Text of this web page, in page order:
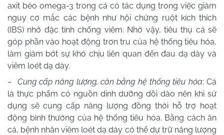
axit béo omega-3 trong cá có tác dụng trong việc giảm
nguy cơ mắc các bệnh như hội chứng ruột kích thích
(IBS) nhờ đặc tính chống viêm. Nhờ vậy, tiêu thụ cá sẽ
góp phần vào hoạt động trơn tru của hệ thống tiêu hóa,
làm giảm bớt sự khó chịu liên quan đến đau dạ dày và
viêm loét dạ dày.
– Cung cấp năng lượng, cân bằng hệ thống tiêu hóa: Cá
là thực phẩm có nguồn dinh dưỡng dồi dào nên khi sử
dụng sẽ cung cấp năng lượng đồng thời hỗ trợ hoạt
động bình thường của hệ thống tiêu hóa. Bằng cách ăn
cá, bệnh nhân viêm loét dạ dày có thể dự trữ năng lượng